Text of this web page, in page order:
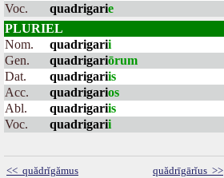
Voc.
quadrigarie
PLURIEL
Nom.
quadrigarii
Gen.
quadrigariōrum
Dat.
quadrigariis
Acc.
quadrigarios
Abl.
quadrigariis
Voc.
quadrigarii
<< quădrĭgămus quădrīgārĭus >>